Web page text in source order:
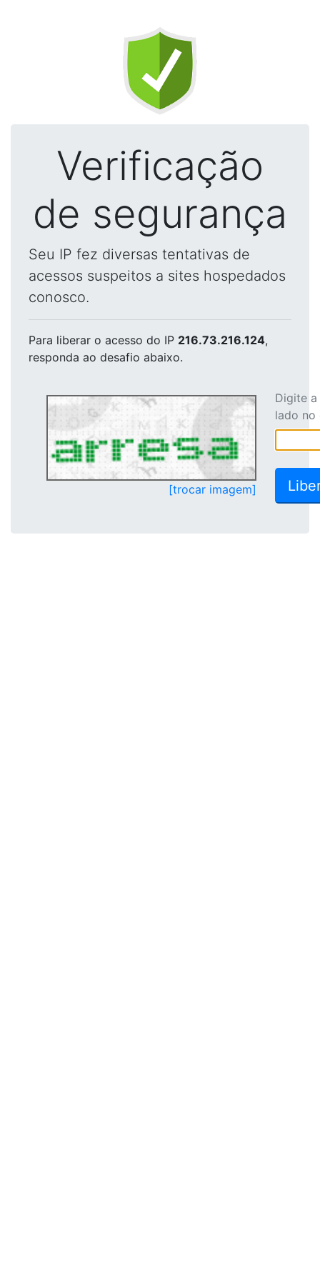
Verificação
de segurança
Seu IP fez diversas tentativas de
acessos suspeitos a sites hospedados
conosco.
Para liberar o acesso do IP 216.73.216.124,
responda ao desafio abaixo.
[trocar imagem]
Digite
lado no